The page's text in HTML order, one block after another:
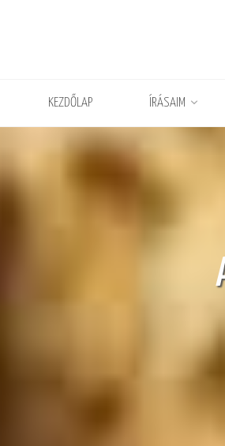
KEZDŐLAP ÍRÁSAIM